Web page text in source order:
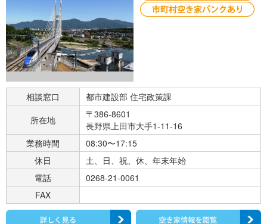
相談窓口
都市建設部 住宅政策課
所在地
〒386-8601
長野県上田市大手1-11-16
業務時間
08:30〜17:15
休日
土、日、祝、休、年末年始
電話
0268-21-0061
FAX